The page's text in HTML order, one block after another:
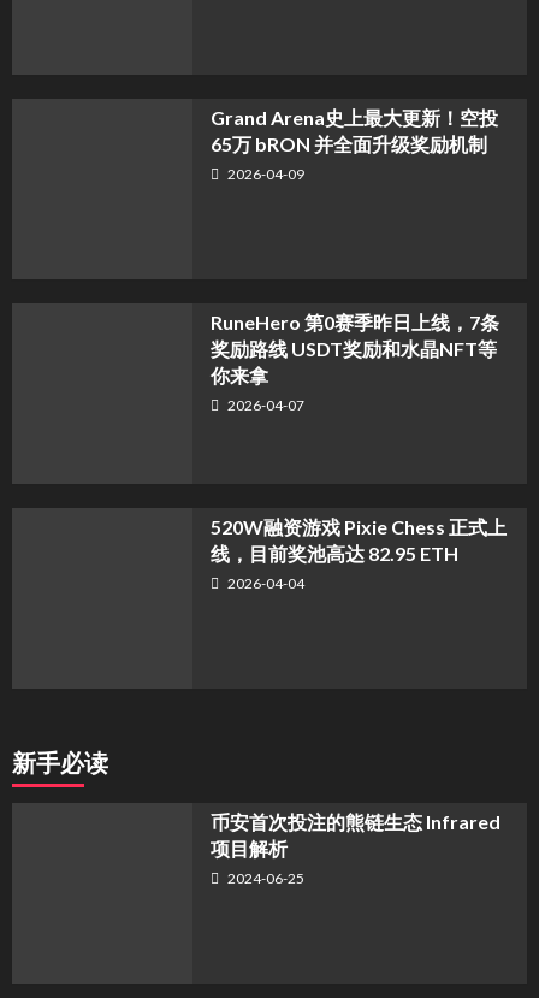
Grand Arena史上最大更新！空投
65万 bRON 并全面升级奖励机制
2026-04-09
RuneHero 第0赛季昨日上线，7条
奖励路线 USDT奖励和水晶NFT等
你来拿
2026-04-07
520W融资游戏 Pixie Chess 正式上
线，目前奖池高达 82.95 ETH
2026-04-04
新手必读
币安首次投注的熊链生态 Infrared
项目解析
2024-06-25